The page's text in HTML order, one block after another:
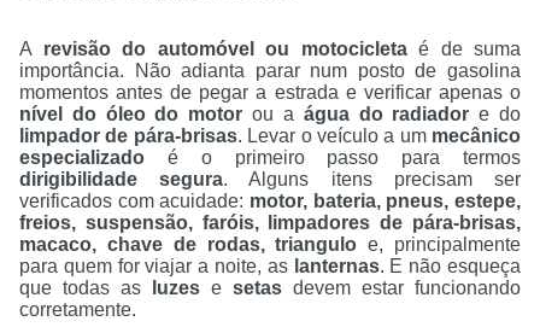
A revisão do automóvel ou motocicletaé de suma
importância. Não adianta parar num posto de gasolina
momentos antes de pegar a estrada e verificar apenas o
nível do óleo do motor ou a água do radiador e do
limpador de pára-brisas. Levar o veículo a um mecânico
especializado é o primeiro passo para termos
dirigibilidade
segura. Alguns itens precisam ser
verificados com acuidade: motor, bateria, pneus, estepe,
freios, suspensão, faróis, limpadores de pára-brisas,
macaco, chave de rodas, triangulo e, principalmente
para quem for viajar a noite, as lanternas. E não esqueça
que todas as
luzes e setas devem estar funcionando
corretamente.